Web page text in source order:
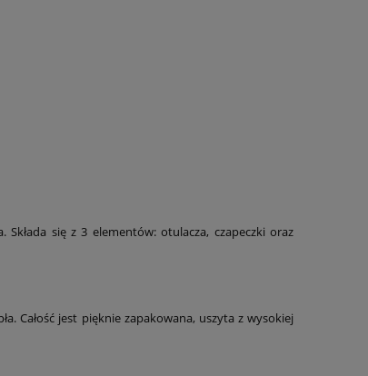
się z 3 elementów: otulacza, czapeczki oraz
Całość jest pięknie zapakowana, uszyta z wysokiej